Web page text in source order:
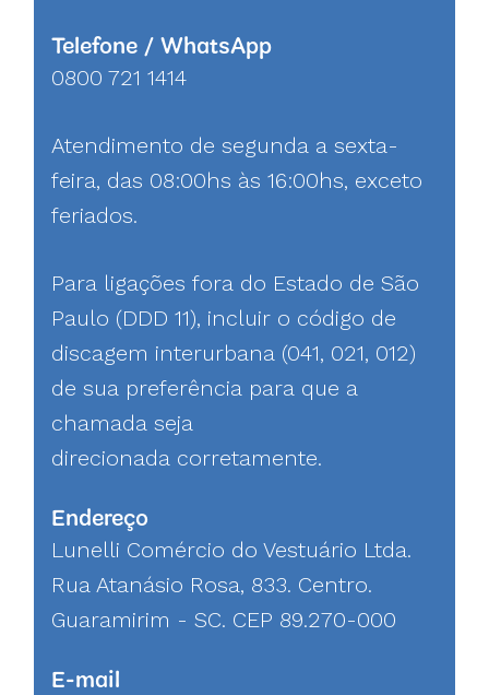
Telefone / WhatsApp
0800 721 1414
Atendimento de segunda a sexta-
feira, das 08:00hs às 16:00hs, exceto
feriados.
Para ligações fora do Estado de São
Paulo (DDD 11), incluir o código de
discagem interurbana (041, 021, 012)
de sua preferência para que a
chamada seja
direcionada corretamente.
Endereço
Lunelli Comércio do Vestuário Ltda.
Rua Atanásio Rosa, 833. Centro.
Guaramirim - SC. CEP 89.270-000
E-mail